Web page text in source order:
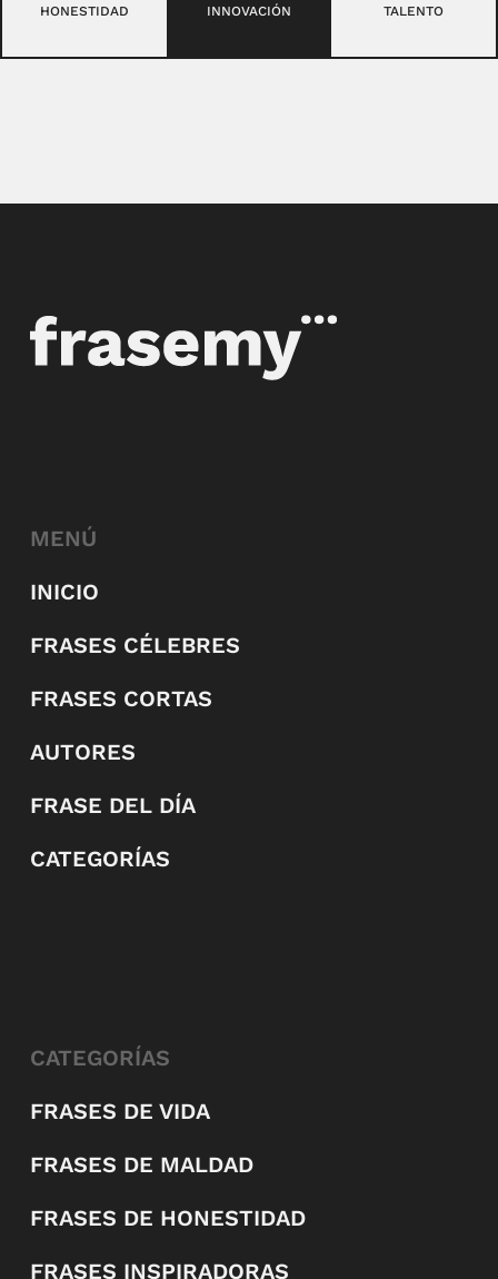
HONESTIDAD INNOVACIÓN TALENTO
MENÚ
INICIO
FRASES CÉLEBRES
FRASES CORTAS
AUTORES
FRASE DEL DÍA
CATEGORÍAS
CATEGORÍAS
FRASES DE VIDA
FRASES DE MALDAD
FRASES DE HONESTIDAD
FRASES INSPIRADORAS